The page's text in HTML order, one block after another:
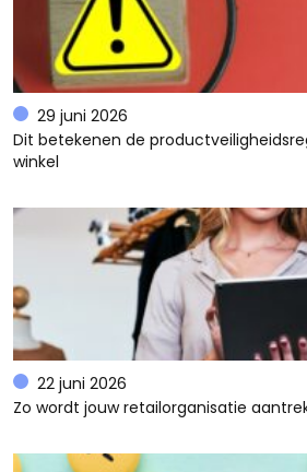
29 juni 2026
Dit betekenen de
winkel
22 juni 2026
Zo wordt jouw retailorganisatie